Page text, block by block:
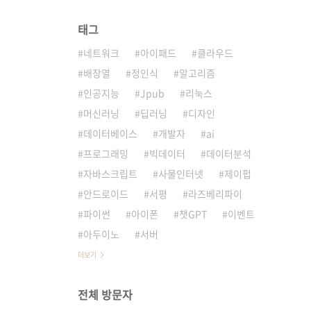
태그
네트워크 아이패드
클라우드
배장열
정인식
알고리즘
인공지능
Jpub
리눅스
머신러닝
딥러닝
디자인
데이터베이스
개발자
ai
프로그래밍
빅데이터
데이터분석
자바스크립트
사물인터넷
제이펍
안드로이드
서평
라즈베리파이
파이썬
아이폰 챗GPT
이벤트
아두이노
서버
더보기
전체 방문자